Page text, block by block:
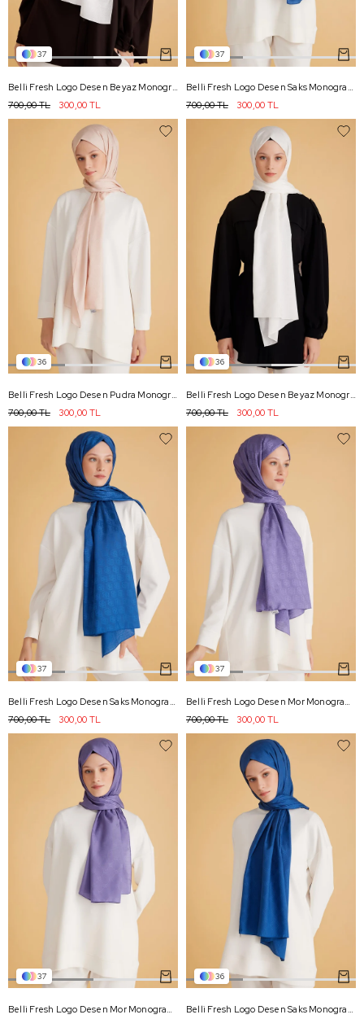
37
Belli Fresh Logo Desen Beyaz Monogram Şal 3 - 71
300,00 TL
700,00 TL
37
Belli Fresh Logo Desen Saks Monogram Şal 3 - 97
300,00 TL
700,00 TL
36
300,00 TL
700,00 TL
36
300,00 TL
700,00 TL
37
Belli Fresh Logo Desen Saks Monogram Şal 1 - 97
300,00 TL
700,00 TL
37
Belli Fresh Logo Desen Mor Monogram Şal 1 - 95
300,00 TL
700,00 TL
37 36